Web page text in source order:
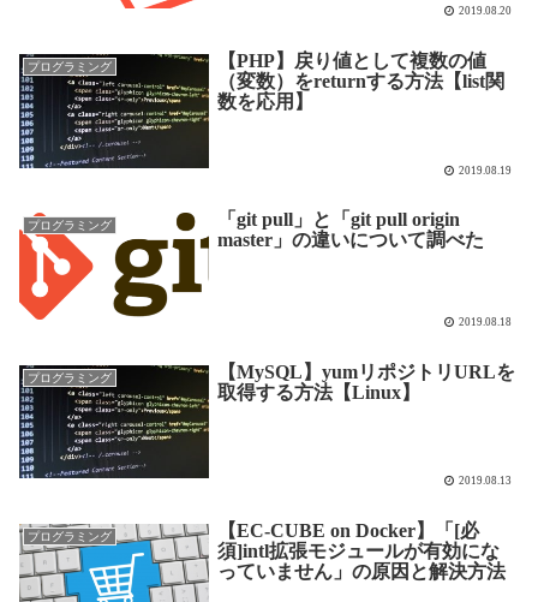
2019.08.20
プログラミング
【PHP】戻り値として複数の値
（変数）をreturnする方法【list関
数を応用】
2019.08.19
プログラミング
「git pull」と「git pull origin
master」の違いについて調べた
2019.08.18
プログラミング
【MySQL】yumリポジトリURLを
取得する方法【Linux】
2019.08.13
プログラミング
【EC-CUBE on Docker】「[必
須]intl拡張モジュールが有効にな
っていません」の原因と解決方法